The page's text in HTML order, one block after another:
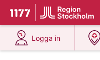
Till startsidan för 1177
Du har valt region
Logga in
på 1177.se